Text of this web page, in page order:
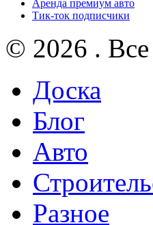
Аренда премиум авто
Тик-ток подписчики
© 2026 .
Доска
Блог
Авто
Разное